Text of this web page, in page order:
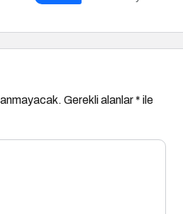
Gerekli alanlar* ile